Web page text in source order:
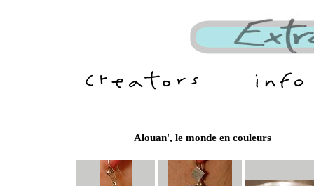
Alouan', le monde en couleurs